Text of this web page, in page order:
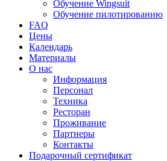
Обучение Wingsuit
Обучение пилотированию
FAQ
Цены
Календарь
Материалы
О нас
Информация
Персонал
Техника
Ресторан
Проживание
Партнеры
Контакты
Подарочный сертификат